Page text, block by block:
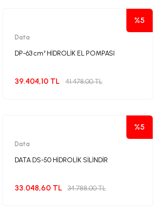
%5
Data
DP-63 cm³ HİDROLİK EL POMPASI
39.404,10 TL 41.478,00 TL
%5
Data
DATA DS-50 HİDROLİK SİLİNDİR
33.048,60 TL 34.788,00 TL